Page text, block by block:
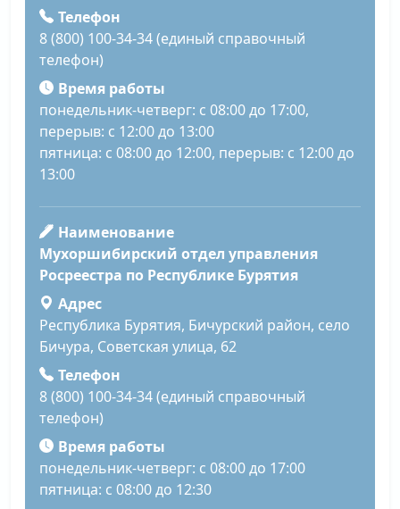
Телефон
8 (800) 100-34-34 (единый справочный
телефон)
Время работы
понедельник-четверг: с 08:00 до 17:00,
перерыв: с 12:00 до 13:00
пятница: с 08:00 до 12:00, перерыв: с 12:00 до
13:00
Наименование
Мухоршибирский отдел управления
Росреестра по Республике Бурятия
Адрес
Республика Бурятия, Бичурский район, село
Бичура, Советская улица, 62
Телефон
8 (800) 100-34-34 (единый справочный
телефон)
Время работы
понедельник-четверг: с 08:00 до 17:00
пятница: с 08:00 до 12:30